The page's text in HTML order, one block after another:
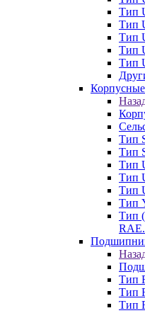
Тип
Тип
Тип
Тип
Тип
Тип
Тип
Тип
Тип
Тип
Тип
Тип
Тип
Тип
Тип